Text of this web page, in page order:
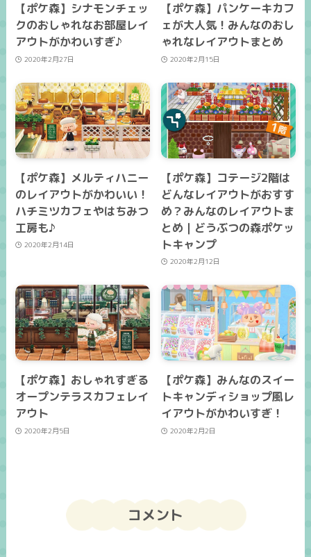
【ポケ森】シナモンチェッ
クのおしゃれなお部屋レイ
アウトがかわいすぎ♪
2020年2月27日
【ポケ森】パンケーキカフ
ェが大人気！みんなのおし
ゃれなレイアウトまとめ
2020年2月15日
【ポケ森】メルティハニー
のレイアウトがかわいい！
ハチミツカフェやはちみつ
工房も♪
2020年2月14日
【ポケ森】コテージ2階は
どんなレイアウトがおすす
め？みんなのレイアウトま
とめ｜どうぶつの森ポケッ
トキャンプ
2020年2月12日
【ポケ森】おしゃれすぎる
オープンテラスカフェレイ
アウト
2020年2月5日
【ポケ森】みんなのスイー
トキャンディショップ風レ
イアウトがかわいすぎ！
2020年2月2日
コメント